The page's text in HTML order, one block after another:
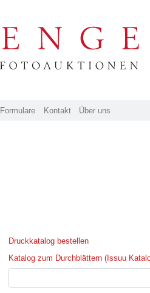
Formulare Kontakt Über uns
Druckkatalog bestellen
Katalog zum Durchblättern (Issuu